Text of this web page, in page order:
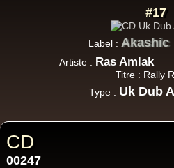
#17
Label : Akashic
Artiste : Ras Amlak
Titre : Rally
Type : Uk Dub
CD
00247